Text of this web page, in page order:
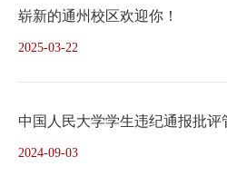
崭新的通州校区欢迎你！
2025-03-22
中国人民大学学生违纪通报批评
2024-09-03